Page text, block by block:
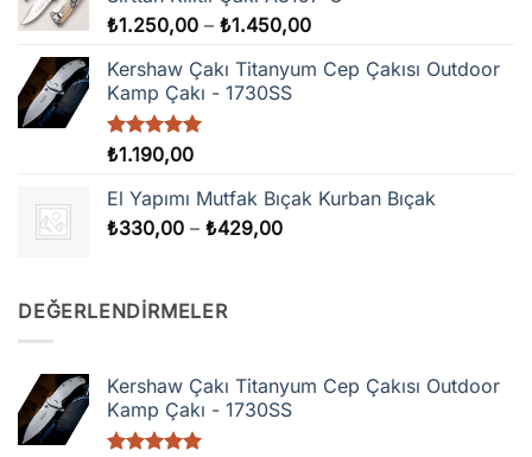
₺1.250,00 – ₺1.450,00Fiyat
₺1.250,00
Kershaw Çakı Titanyum Cep Çakısı Outdoor
Kamp Çakı - 1730SS
5 üzerinden
oy
aldı
₺1.190,00
El Yapımı Mutfak Bıçak Kurban Bıçak
₺330,00 – ₺429,00Fiyat
DEĞERLENDIRMELER
Kershaw Çakı Titanyum Cep Çakısı Outdoor
Kamp Çakı - 1730SS